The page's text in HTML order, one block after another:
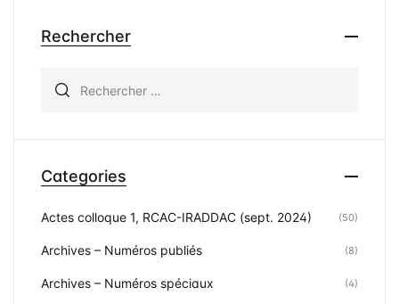
Rechercher
Categories
Actes colloque 1, RCAC-IRADDAC (sept. 2024) (50)
Archives – Numéros publiés (8)
Archives – Numéros spéciaux (4)